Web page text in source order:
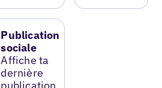
Publication
sociale
Affiche ta
dernière
publication